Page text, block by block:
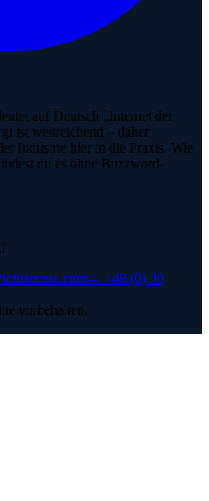
auf Deutsch „Internet der
ist weitreichend – daher
Industrie hier in die Praxis. Wie
du es ohne Buzzword-
→ +49 (0) 30
vorbehalten.